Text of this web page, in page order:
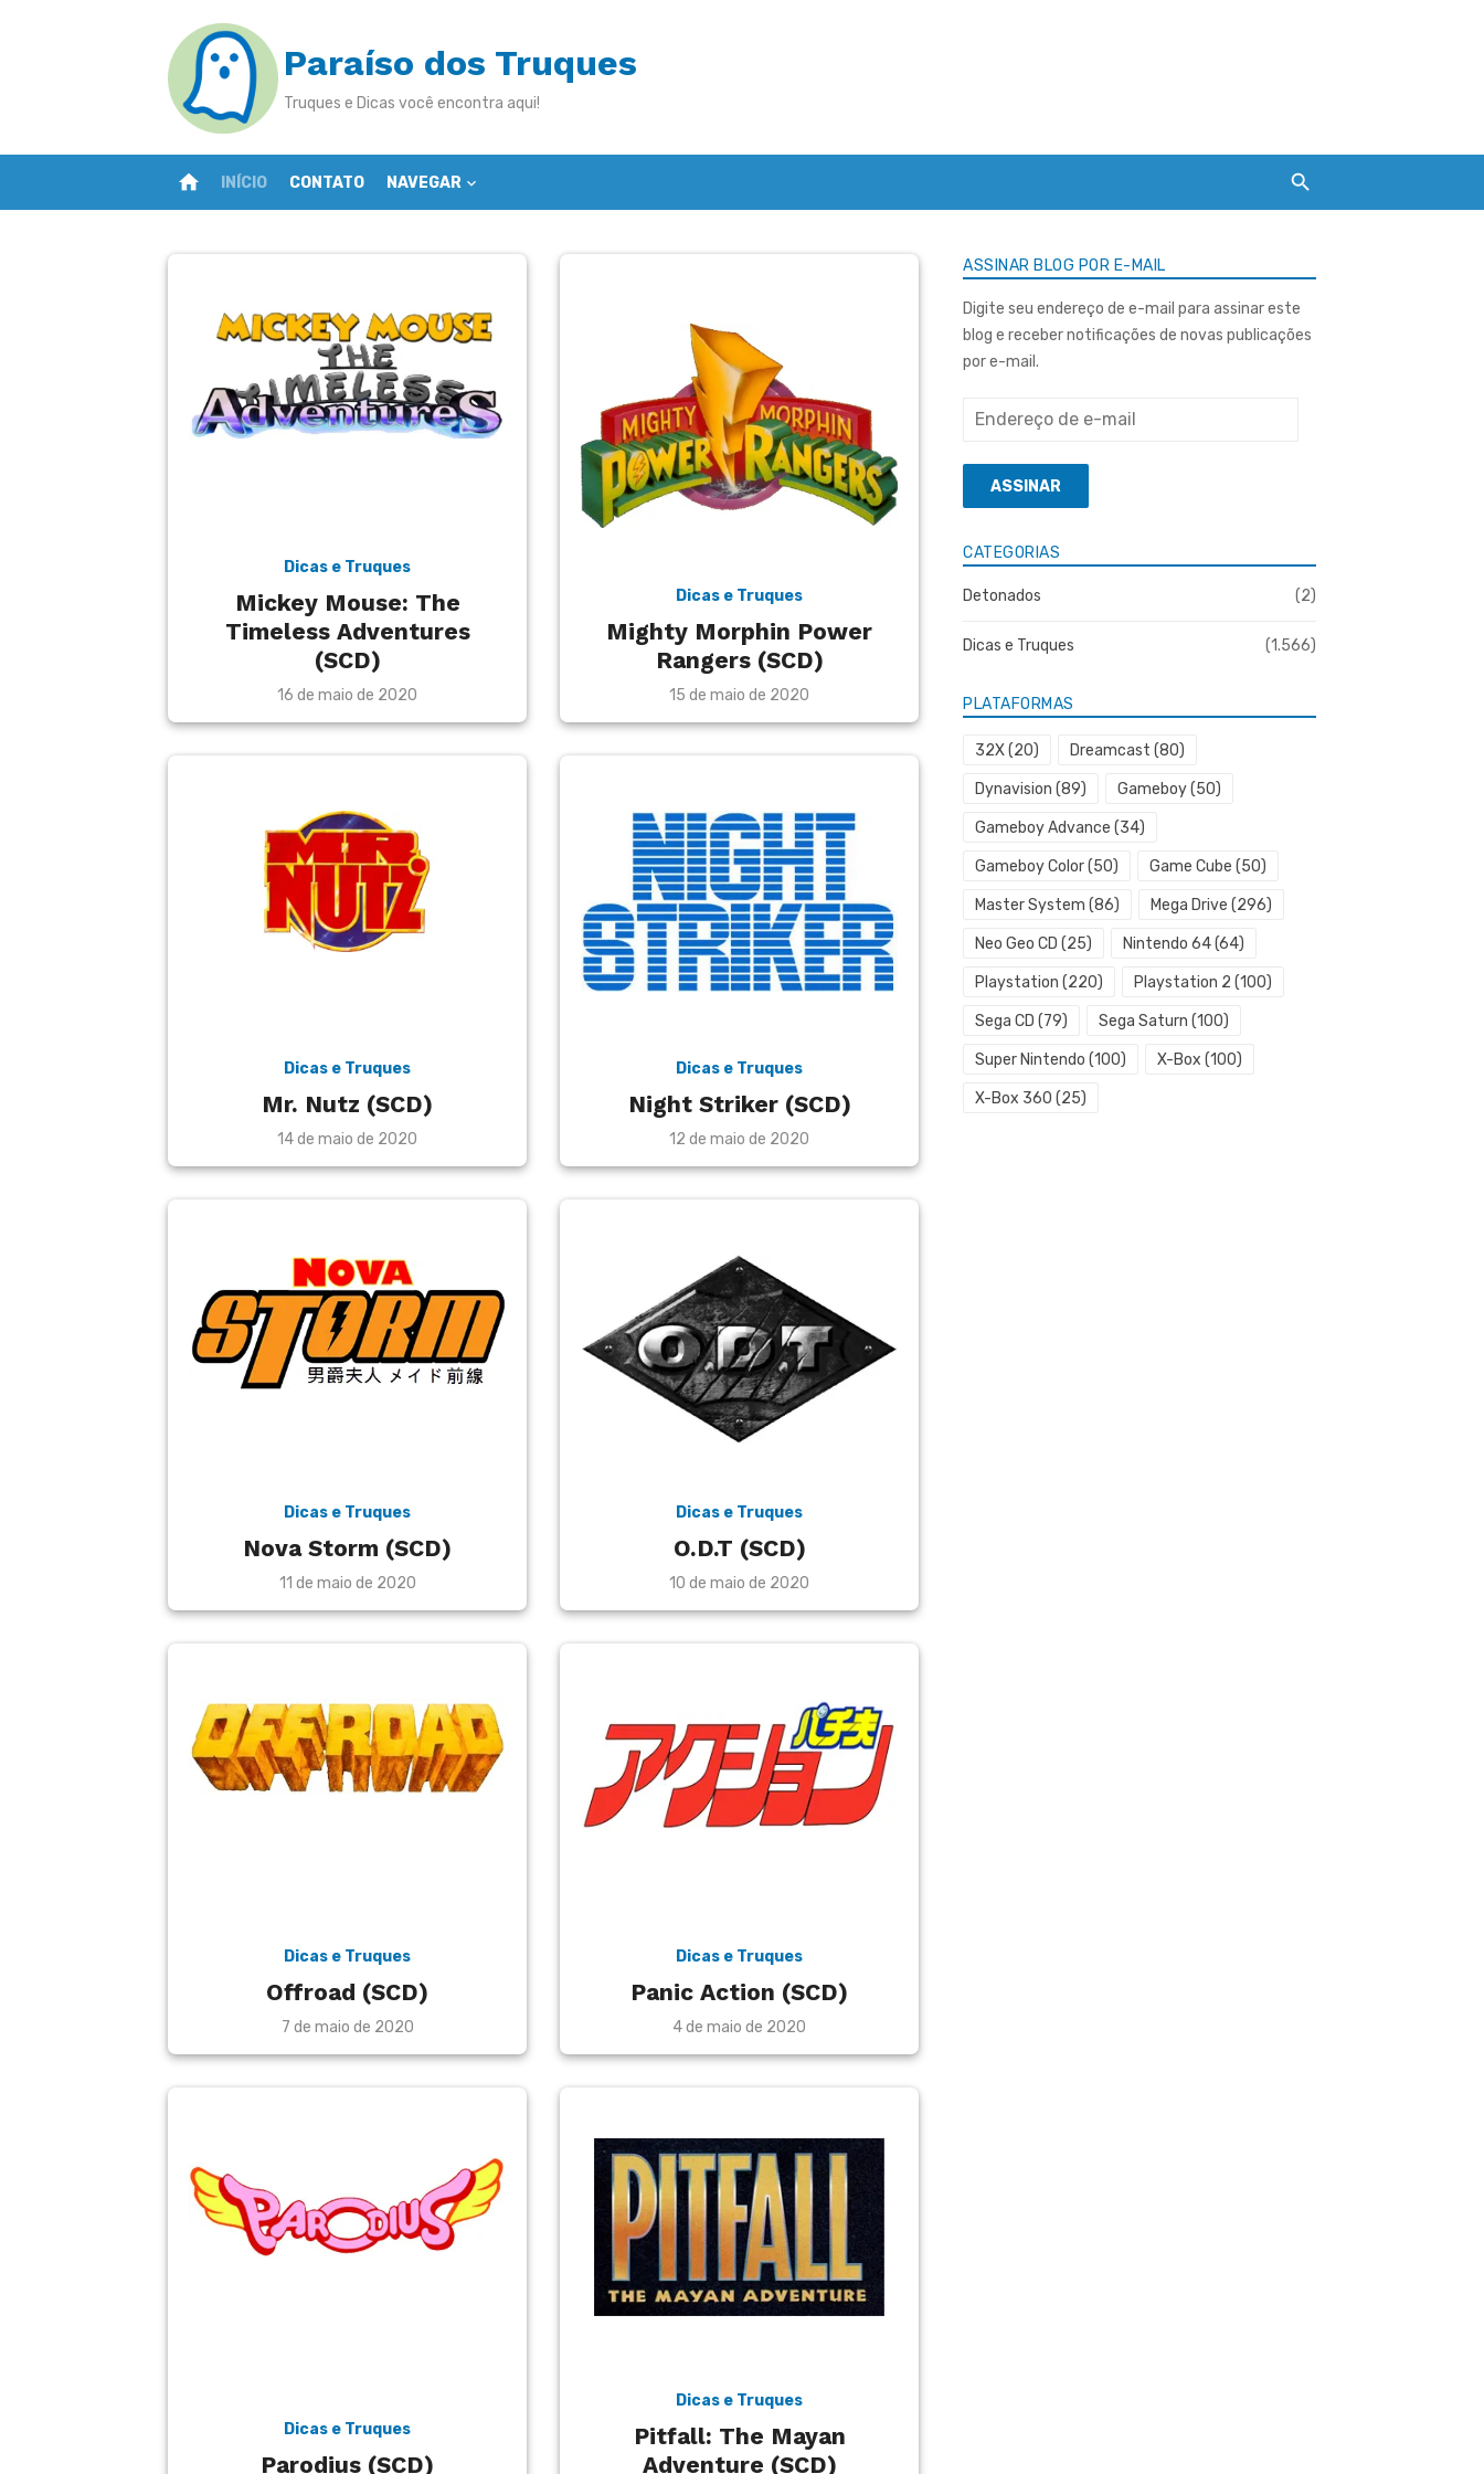
Paraíso dos Truques
Truques e Dicas você encontra aqui!
home INÍCIO CONTATO NAVEGAR
Dicas e Truques
Mickey Mouse: The
Timeless Adventures
(SCD)
Posted
16 de maio de 2020
Dicas e Truques
Mighty Morphin Power
Rangers (SCD)
Posted
15 de maio de 2020
Dicas e Truques
Mr. Nutz (SCD)
Posted
14 de maio de 2020
Dicas e Truques
Night Striker (SCD)
Posted
12 de maio de 2020
Dicas e Truques
Nova Storm (SCD)
Posted
11 de maio de 2020
Dicas e Truques
O.D.T (SCD)
Posted
10 de maio de 2020
Dicas e Truques
Offroad (SCD)
Posted
7 de maio de 2020
Dicas e Truques
Panic Action (SCD)
Posted
4 de maio de 2020
Dicas e Truques
Parodius (SCD)
Dicas e Truques
Pitfall: The Mayan
Adventure (SCD)
ASSINAR BLOG POR E-MAIL
Digite seu endereço de e-mail para assinar este
blog e receber notificações de novas publicações
por e-mail.
Endereço
e-
mailASSINAR
CATEGORIAS
Detonados (2)
Dicas e Truques (1.566)
PLATAFORMAS
32X(20) Dreamcast (80)
Dynavision (89) Gameboy(50)
Gameboy Advance (34)
Gameboy Color(50) Game Cube (50)
Master System (86) Mega Drive (296)
Neo Geo CD (25) Nintendo 64(64)
Playstation (220) Playstation 2 (100)
Sega CD (79) Sega Saturn (100)
Super Nintendo (100) X-Box (100)
X-Box 360 (25)